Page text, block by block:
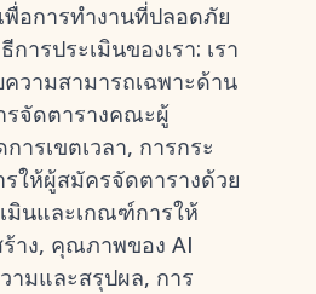
พื่อการทำงานที่ปลอดภัย
ารประเมินของเรา: เรา
วามสามารถเฉพาะด้าน
จัดตารางคณะผู้
รเขตเวลา, การกระ
ให้ผู้สมัครจัดตารางด้วย
มินและเกณฑ์การให้
าง, คุณภาพของ AI
ามและสรุปผล, การ